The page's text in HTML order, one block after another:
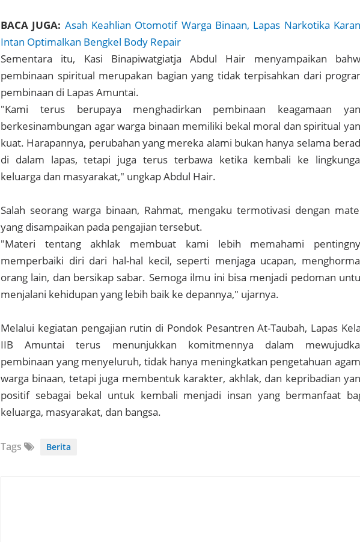
BACA JUGA: Asah Keahlian Otomotif Warga Binaan, Lapas Narkotika
Intan Optimalkan Bengkel Body Repair
Sementara itu, Kasi Binapiwatgiatja Abdul Hair menyampaikan
pembinaan spiritual merupakan bagian yang tidak terpisahkan dari
pembinaan di Lapas Amuntai.
"Kami terus berupaya menghadirkan pembinaan keagamaan
berkesinambungan agar warga binaan memiliki bekal moral dan spiritual
kuat. Harapannya, perubahan yang mereka alami bukan hanya selama
di dalam lapas, tetapi juga terus terbawa ketika kembali ke
keluarga dan masyarakat," ungkap Abdul Hair.
Salah seorang warga binaan, Rahmat, mengaku termotivasi dengan
yang disampaikan pada pengajian tersebut.
"Materi tentang akhlak membuat kami lebih memahami
memperbaiki diri dari hal-hal kecil, seperti menjaga ucapan,
orang lain, dan bersikap sabar. Semoga ilmu ini bisa menjadi pedoman
menjalani kehidupan yang lebih baik ke depannya," ujarnya.
Melalui kegiatan pengajian rutin di Pondok Pesantren At-Taubah, Lapas
IIB Amuntai terus menunjukkan komitmennya dalam
pembinaan yang menyeluruh, tidak hanya meningkatkan pengetahuan
warga binaan, tetapi juga membentuk karakter, akhlak, dan kepribadian
positif sebagai bekal untuk kembali menjadi insan yang bermanfaat
keluarga, masyarakat, dan bangsa.
Tags Berita